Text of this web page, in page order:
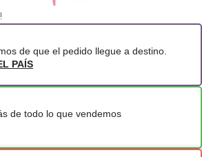
de que el pedido llegue a destino.
PAÍS
de todo lo que vendemos